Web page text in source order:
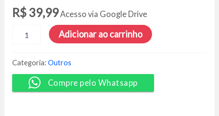
R$ 39,99Acesso via Google Drive
Cheia
-
Diana
Demarchi
Adicionar ao carrinho
Categoria:Outros
Compre pelo Whatsapp